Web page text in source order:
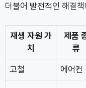
더불어 발전적인 해결
재생 자원 가
치
제품
류
고철 에어컨